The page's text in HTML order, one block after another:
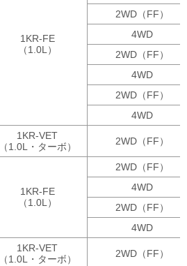
1KR-FE
（1.0L）
2WD（FF）
4WD
2WD（FF）
4WD
2WD（FF）
4WD
1KR-VET
（1.0L・ターボ）
2WD（FF）
1KR-FE
（1.0L）
2WD（FF）
4WD
2WD（FF）
4WD
1KR-VET
（1.0L・ターボ）
2WD（FF）